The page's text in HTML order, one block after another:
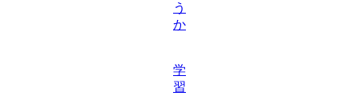
う
か
学
習